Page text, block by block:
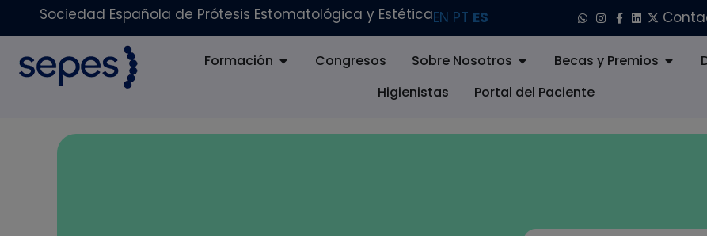
Sociedad Española de Prótesis Estomatológica y EstéticaEN PT ES
Formación Congresos Sobre Nosotros Becas y Premios
Higienistas
Portal del Paciente